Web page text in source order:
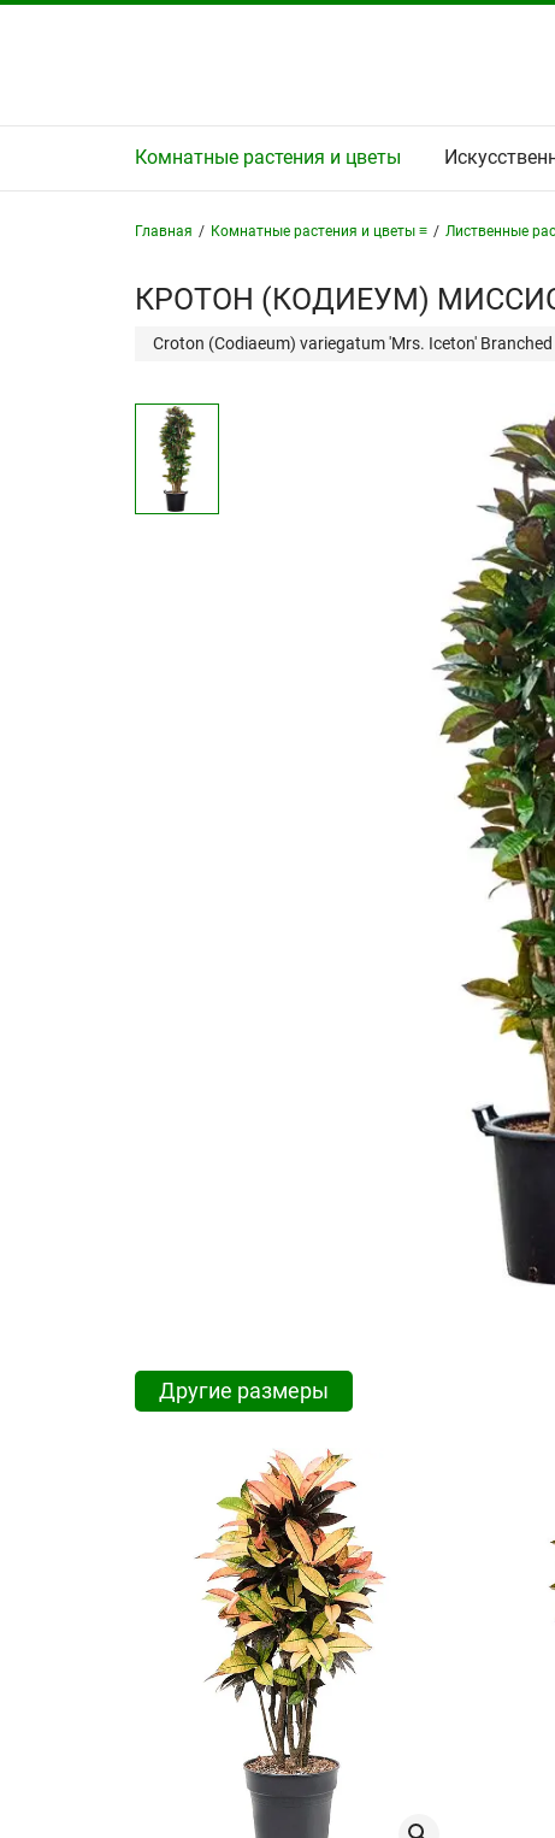
Комнатные растения и цветы
Главная / Комнатные растения и цветы ≡ / Лиственные
КРОТОН (КОДИЕУМ)
Croton (Codiaeum) variegatum 'Mrs. Iceton' Branched
Другие размеры